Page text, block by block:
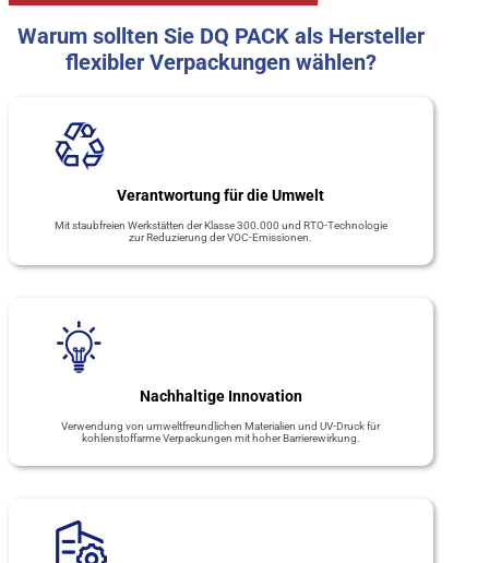
Warum sollten Sie DQ PACK als Hersteller
flexibler Verpackungen wählen?
Verantwortung für die Umwelt
Mit staubfreien Werkstätten der Klasse 300.000 und RTO-Technologie
zur Reduzierung der VOC-Emissionen.
Nachhaltige Innovation
Verwendung von umweltfreundlichen Materialien und UV-Druck für
kohlenstoffarme Verpackungen mit hoher Barrierewirkung.